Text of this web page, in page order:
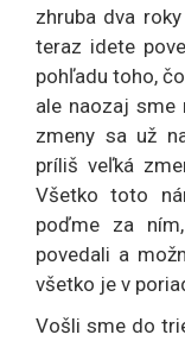
zhruba dva
teraz idete
pohľadu toho,
ale naozaj sme
zmeny sa už
príliš veľká
Všetko toto
poďme za
povedali a
všetko je v
Vošli sme do